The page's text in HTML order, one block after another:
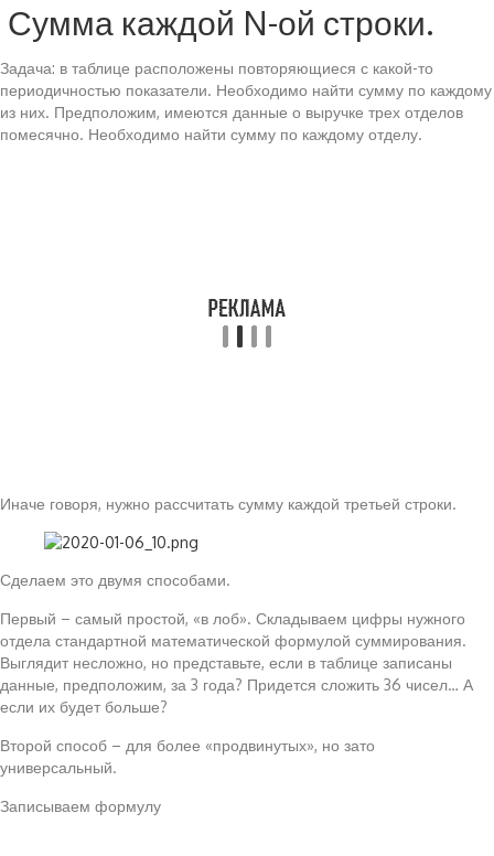
Сумма каждой N-ой строки.
Задача: в таблице расположены повторяющиеся с какой-то
периодичностью показатели. Необходимо найти сумму по каждому
из них. Предположим, имеются данные о выручке трех отделов
помесячно. Необходимо найти сумму по каждому отделу.
Иначе говоря, нужно рассчитать сумму каждой третьей строки.
Сделаем это двумя способами.
Первый – самый простой, «в лоб». Складываем цифры нужного
отдела стандартной математической формулой суммирования.
Выглядит несложно, но представьте, если в таблице записаны
данные, предположим, за 3 года? Придется сложить 36 чисел… А
если их будет больше?
Второй способ – для более «продвинутых», но зато
универсальный.
Записываем формулу